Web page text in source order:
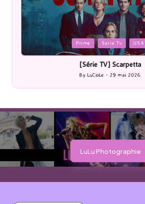
Posted
in
Cinéma
[Cinéma] Les Rayons et des
Posted
by
By LuCioLe 27 mai 2026
LuLu Photographie